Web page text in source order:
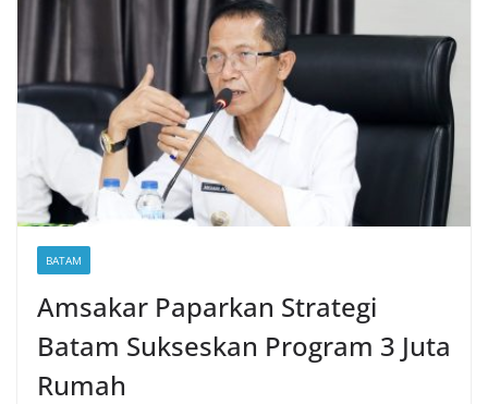
BATAM
Amsakar Paparkan Strategi
Batam Sukseskan Program 3 Juta
Rumah